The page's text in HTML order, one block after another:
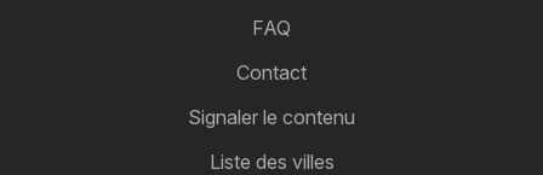
FAQ
Contact
Signaler le contenu
Liste des villes